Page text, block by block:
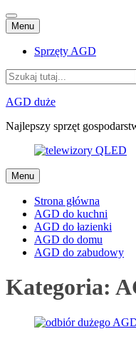
Menu Przejdź
do
treści
Sprzęty AGD
Szukaj:
AGD duże
Najlepszy sprzęt
Menu Przejdź
do
treści
Strona główna
AGD do kuchni
AGD do łazienki
AGD do domu
AGD do zabudowy
Kategoria: